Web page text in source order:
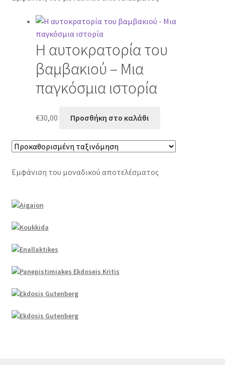
Η αυτοκρατορία του
βαμβακιού – Μια
παγκόσμια ιστορία
€30,00 Προσθήκη στο καλάθι
Εμφάνιση του μοναδικού αποτελέσματος